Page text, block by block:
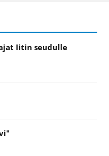
Iitin seudulle